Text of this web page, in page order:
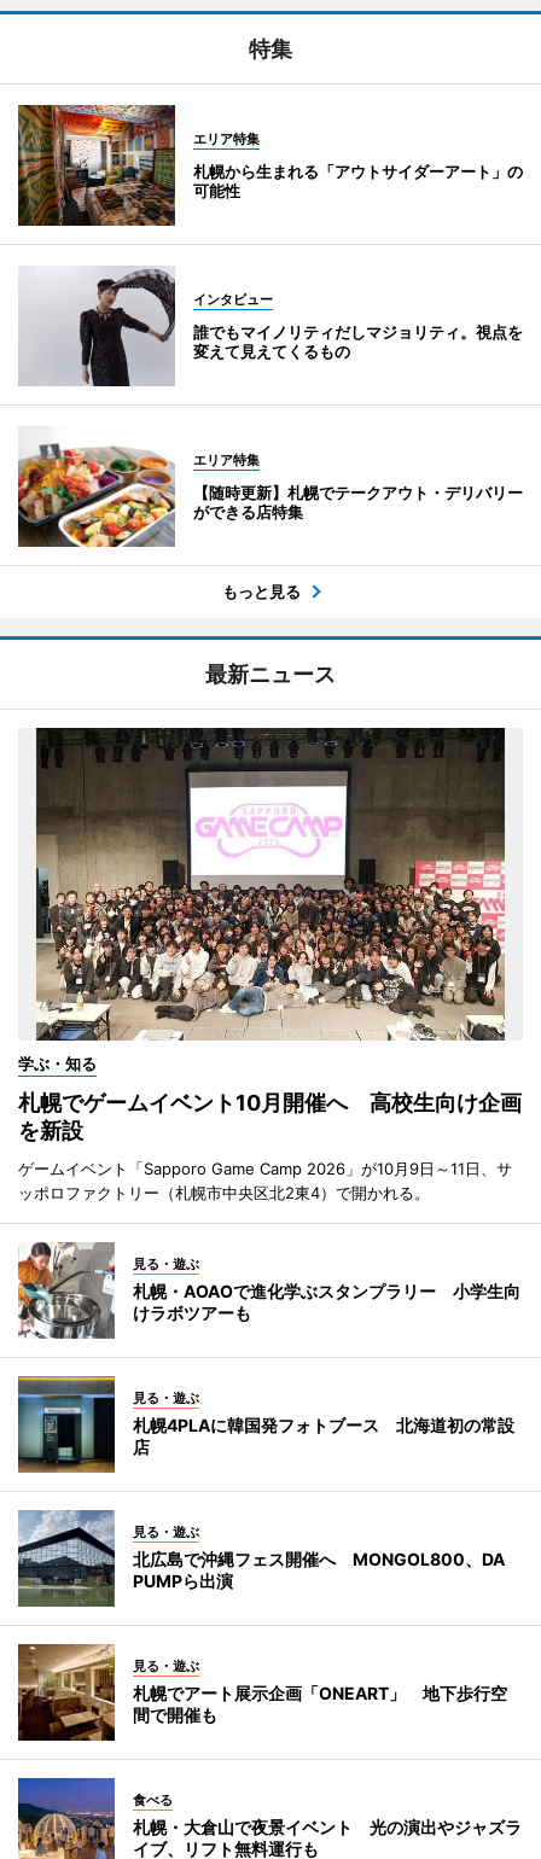
特集
エリア特集
札幌から生まれる「アウトサイダーアート」の
可能性
インタビュー
誰でもマイノリティだしマジョリティ。視点を
変えて見えてくるもの
エリア特集
【随時更新】札幌でテークアウト・デリバリー
ができる店特集
もっと見る
最新ニュース
学ぶ・知る
札幌でゲームイベント10月開催へ 高校生向け企画
を新設
ゲームイベント「Sapporo Game Camp 2026」が10月9日～11日、サ
ッポロファクトリー（札幌市中央区北2東4）で開かれる。
見る・遊ぶ
札幌・AOAOで進化学ぶスタンプラリー 小学生向
けラボツアーも
見る・遊ぶ
札幌4PLAに韓国発フォトブース 北海道初の常設
店
見る・遊ぶ
北広島で沖縄フェス開催へ MONGOL800、DA
PUMPら出演
見る・遊ぶ
札幌でアート展示企画「ONEART」 地下歩行空
間で開催も
食べる
札幌・大倉山で夜景イベント 光の演出やジャズラ
イブ、リフト無料運行も